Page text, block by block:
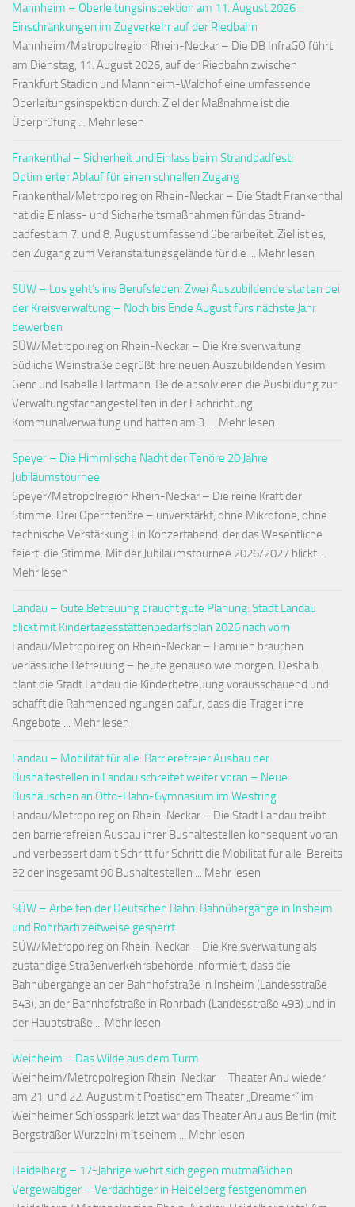
Mannheim – Oberleitungsinspektion am 11. August 2026
Einschränkungen im Zugverkehr auf der Riedbahn
Mannheim/Metropolregion Rhein-Neckar – Die DB InfraGO führt
am Dienstag, 11. August 2026, auf der Riedbahn zwischen
Frankfurt Stadion und Mannheim-Waldhof eine umfassende
Oberleitungsinspektion durch. Ziel der Maßnahme ist die
Überprüfung ... Mehr lesen
Frankenthal – Sicherheit und Einlass beim Strandbadfest:
Optimierter Ablauf für einen schnellen Zugang
Frankenthal/Metropolregion Rhein-Neckar – Die Stadt Frankenthal
hat die Einlass- und Sicherheitsmaßnahmen für das Strand-
badfest am 7. und 8. August umfassend überarbeitet. Ziel ist es,
den Zugang zum Veranstaltungsgelände für die ... Mehr lesen
SÜW – Los geht’s ins Berufsleben: Zwei Auszubildende starten bei
der Kreisverwaltung – Noch bis Ende August fürs nächste Jahr
bewerben
SÜW/Metropolregion Rhein-Neckar – Die Kreisverwaltung
Südliche Weinstraße begrüßt ihre neuen Auszubildenden Yesim
Genc und Isabelle Hartmann. Beide absolvieren die Ausbildung zur
Verwaltungsfachangestellten in der Fachrichtung
Kommunalverwaltung und hatten am 3. ... Mehr lesen
Speyer – Die Himmlische Nacht der Tenöre 20 Jahre
Jubiläumstournee
Speyer/Metropolregion Rhein-Neckar – Die reine Kraft der
Stimme: Drei Operntenöre – unverstärkt, ohne Mikrofone, ohne
technische Verstärkung Ein Konzertabend, der das Wesentliche
feiert: die Stimme. Mit der Jubiläumstournee 2026/2027 blickt ...
Mehr lesen
Landau – Gute Betreuung braucht gute Planung: Stadt Landau
blickt mit Kindertagesstättenbedarfsplan 2026 nach vorn
Landau/Metropolregion Rhein-Neckar – Familien brauchen
verlässliche Betreuung – heute genauso wie morgen. Deshalb
plant die Stadt Landau die Kinderbetreuung vorausschauend und
schafft die Rahmenbedingungen dafür, dass die Träger ihre
Angebote ... Mehr lesen
Landau – Mobilität für alle: Barrierefreier Ausbau der
Bushaltestellen in Landau schreitet weiter voran – Neue
Bushäuschen an Otto-Hahn-Gymnasium im Westring
Landau/Metropolregion Rhein-Neckar – Die Stadt Landau treibt
den barrierefreien Ausbau ihrer Bushaltestellen konsequent voran
und verbessert damit Schritt für Schritt die Mobilität für alle. Bereits
32 der insgesamt 90 Bushaltestellen ... Mehr lesen
SÜW – Arbeiten der Deutschen Bahn: Bahnübergänge in Insheim
und Rohrbach zeitweise gesperrt
SÜW/Metropolregion Rhein-Neckar – Die Kreisverwaltung als
zuständige Straßenverkehrsbehörde informiert, dass die
Bahnübergänge an der Bahnhofstraße in Insheim (Landesstraße
543), an der Bahnhofstraße in Rohrbach (Landesstraße 493) und in
der Hauptstraße ... Mehr lesen
Weinheim – Das Wilde aus dem Turm
Weinheim/Metropolregion Rhein-Neckar – Theater Anu wieder
am 21. und 22. August mit Poetischem Theater „Dreamer“ im
Weinheimer Schlosspark Jetzt war das Theater Anu aus Berlin (mit
Bergsträßer Wurzeln) mit seinem ... Mehr lesen
Heidelberg – 17-Jährige wehrt sich gegen mutmaßlichen
Vergewaltiger – Verdächtiger in Heidelberg festgenommen